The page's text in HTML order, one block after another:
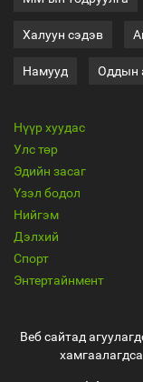
Халуун сэдэв
Намууд Оддын
Нүүр хуудас
Улс төр
Эдийн засаг
Үзэл бодол
Нийгэм
Дэлхий
Спорт
Энтертайнмент
Веб сайтад